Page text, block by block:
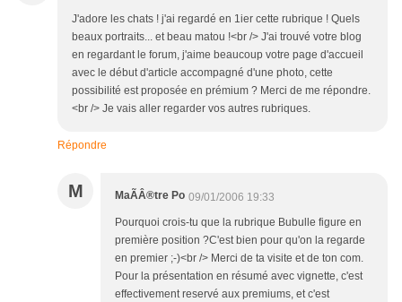
J'adore les chats ! j'ai regardé en 1ier cette rubrique ! Quels
beaux portraits... et beau matou !<br /> J'ai trouvé votre blog
en regardant le forum, j'aime beaucoup votre page d'accueil
avec le début d'article accompagné d'une photo, cette
possibilité est proposée en prémium ? Merci de me répondre.
<br /> Je vais aller regarder vos autres rubriques.
Répondre
M MaÃÂ®tre Po 09/01/2006 19:33
Pourquoi crois-tu que la rubrique Bubulle figure en
première position ?C'est bien pour qu'on la regarde
en premier ;-)<br /> Merci de ta visite et de ton com.
Pour la présentation en résumé avec vignette, c'est
effectivement reservé aux premiums, et c'est